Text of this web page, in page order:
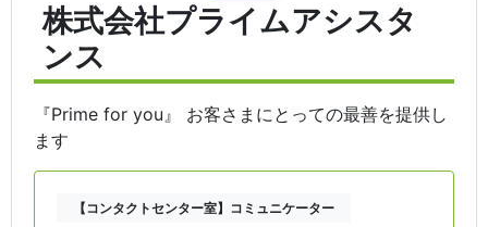
株式会社プライムアシスタ
ンス
『Prime for you』 お客さまにとっての最善を提供し
ます
【コンタクトセンター室】コミュニケーター